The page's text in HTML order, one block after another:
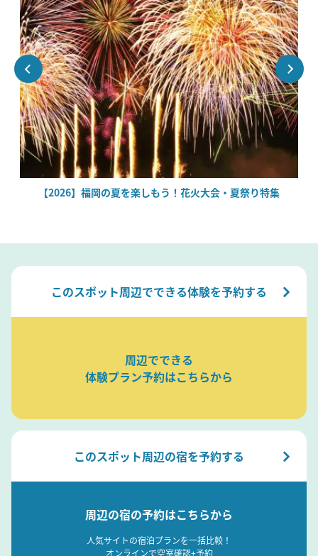
【2026】福岡の夏を楽しもう！花火大会・夏祭り特集
このスポット周辺でできる体験を予約する
周辺でできる
体験プラン予約はこちらから
このスポット周辺の宿を予約する
周辺の宿の予約はこちらから
人気サイトの宿泊プランを一括比較！
オンラインで空室確認+予約